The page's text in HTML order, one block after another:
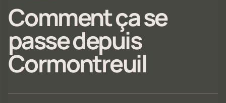
Comment ça se
passe depuis
Cormontreuil